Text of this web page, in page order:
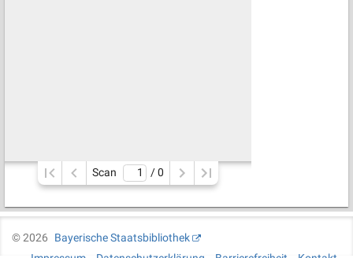
Scan / 0
©2026
Bayerische Staatsbibliothek